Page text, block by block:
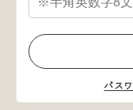
パス